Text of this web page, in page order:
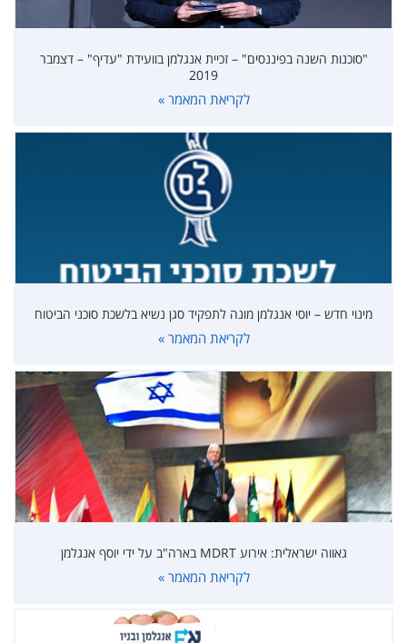
"סוכנות השנה בפיננסים" – זכיית אנגלמן בוועידת "עדיף" – דצמבר
2019
לקריאת המאמר »
מינוי חדש – יוסי אנגלמן מונה לתפקיד סגן נשיא בלשכת סוכני הביטוח
לקריאת המאמר »
גאווה ישראלית: אירוע MDRT בארה"ב על ידי יוסף אנגלמן
לקריאת המאמר »